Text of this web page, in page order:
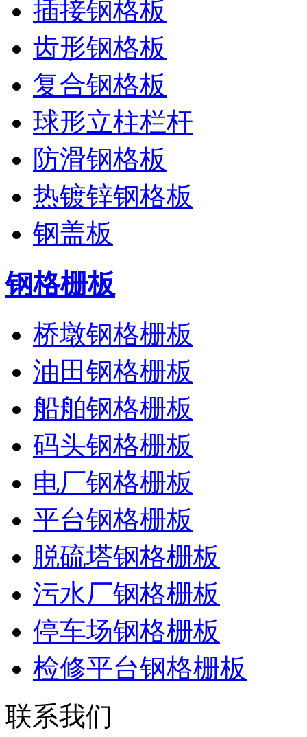
插接钢格板
齿形钢格板
复合钢格板
球形立柱栏杆
防滑钢格板
热镀锌钢格板
钢盖板
钢格栅板
桥墩钢格栅板
油田钢格栅板
船舶钢格栅板
码头钢格栅板
电厂钢格栅板
平台钢格栅板
脱硫塔钢格栅板
污水厂钢格栅板
停车场钢格栅板
检修平台钢格栅板
联系我们